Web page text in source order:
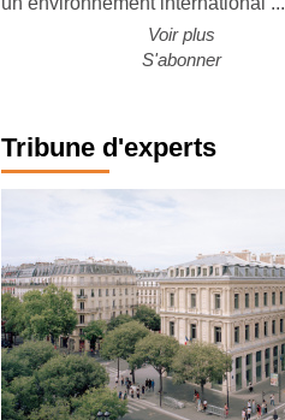
Voir plus
S'abonner
Tribune d'experts